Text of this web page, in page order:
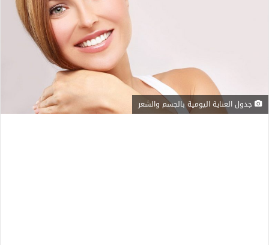
جدول العناية اليومية بالجسم والشعر